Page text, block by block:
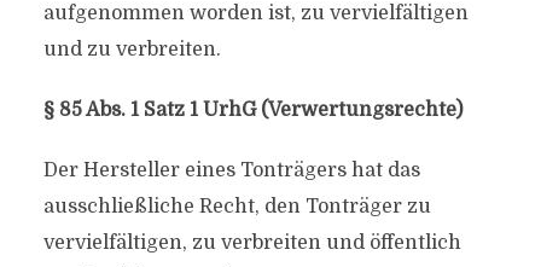
aufgenommen worden ist, zu vervielfältigen
und zu verbreiten.
§ 85 Abs. 1 Satz 1 UrhG (Verwertungsrechte)
Der Hersteller eines Tonträgers hat das
ausschließliche Recht, den Tonträger zu
vervielfältigen, zu verbreiten und öffentlich